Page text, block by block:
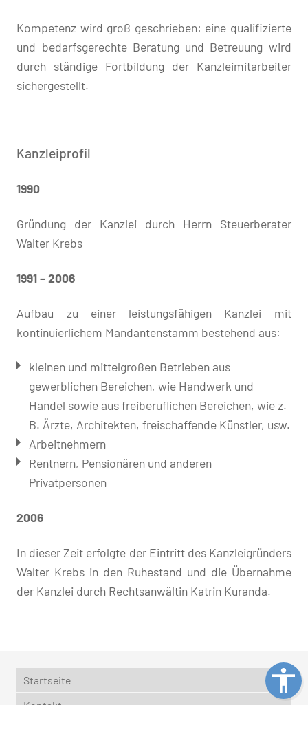
Kompetenz wird groß geschrieben: eine qualifizierte
und bedarfsgerechte Beratung und Betreuung wird
durch ständige Fortbildung der Kanzleimitarbeiter
sichergestellt.
Kanzleiprofil
1990
Gründung der Kanzlei durch Herrn Steuerberater
Walter Krebs
1991 – 2006
Aufbau zu einer leistungsfähigen Kanzlei mit
kontinuierlichem Mandantenstamm bestehend aus:
kleinen und mittelgroßen Betrieben aus
gewerblichen Bereichen, wie Handwerk und
Handel sowie aus freiberuflichen Bereichen, wie z.
B. Ärzte, Architekten, freischaffende Künstler, usw.
Arbeitnehmern
Rentnern, Pensionären und anderen
Privatpersonen
2006
In dieser Zeit erfolgte der Eintritt des Kanzleigründers
Walter Krebs in den Ruhestand und die Übernahme
der Kanzlei durch Rechtsanwältin Katrin Kuranda.
Startseite
Kontakt